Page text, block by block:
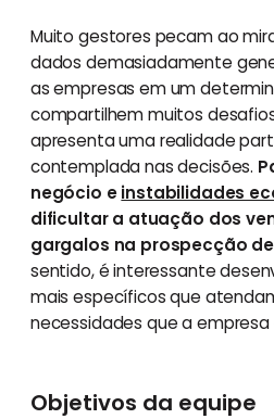
Muito gestores pecam ao
dados demasiadamente
as empresas em um
compartilhem muitos
apresenta uma realidade
contemplada nas decisões.
negócio einstabilidades
dificultar a atuação dos
gargalos na prospecção
sentido, é interessante
mais específicos que
necessidades que a
Objetivos da equipe